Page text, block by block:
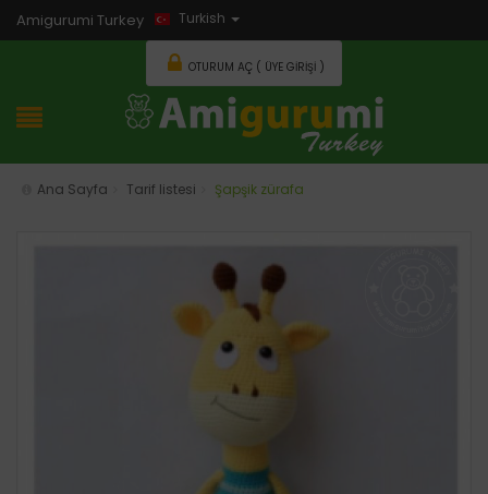
Amigurumi Turkey Turkish
OTURUM AÇ ( ÜYE GIRIŞI )
Ana Sayfa Tarif listesi Şapşik zürafa